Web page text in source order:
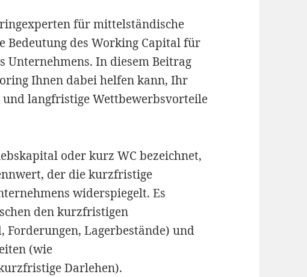
für mittelständische
Bedeutung des Working Capital für
Unternehmens. In diesem Beitrag
Ihnen dabei helfen kann, Ihr
langfristige Wettbewerbsvorteile
oder kurz WC bezeichnet,
der die kurzfristige
widerspiegelt. Es
den kurzfristigen
Forderungen, Lagerbestände) und
(wie
Darlehen).